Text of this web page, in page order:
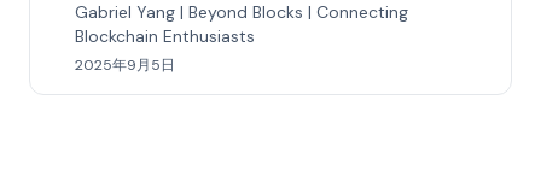
Gabriel Yang | Beyond Blocks | Connecting
Blockchain Enthusiasts
2025年9月5日